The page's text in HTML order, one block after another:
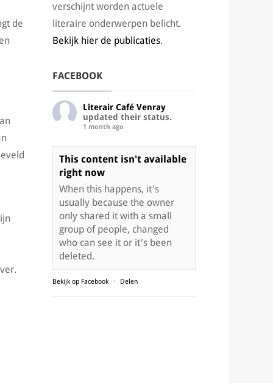
de
verschijnt worden actuele
literaire onderwerpen belicht.
Bekijk hier de publicaties.
FACEBOOK
Literair Café Venray
updated their status.
1 month ago
This content isn't available
right now
When this happens, it's
usually because the owner
only shared it with a small
group of people, changed
who can see it or it's been
deleted.
Bekijk op Facebook · Delen